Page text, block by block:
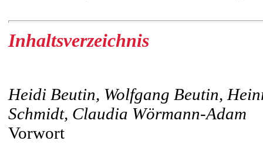
Inhaltsverzeichnis
Heidi Beutin, Wolfgang Beutin,
Schmidt, Claudia Wörmann-Adam
Vorwort